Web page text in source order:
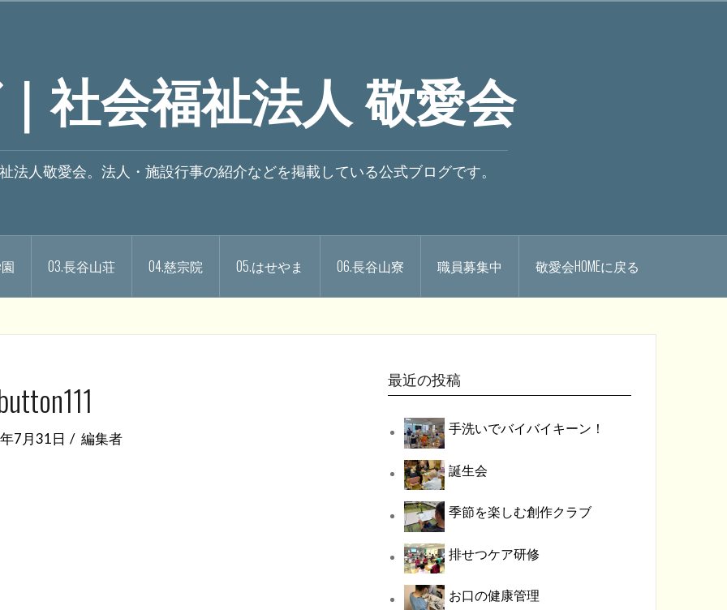
社会福祉法人 敬愛会
法人敬愛会。法人・施設行事の紹介などを掲載している公式ブログです。
03.長谷山荘 04.慈宗院 05.はせやま 06.長谷山寮 職員募集中 敬愛会HOMEに戻る
7月31日 編集者
最近の投稿
手洗いでバイバイキーン！
誕生会
季節を楽しむ創作クラブ
排せつケア研修
お口の健康管理